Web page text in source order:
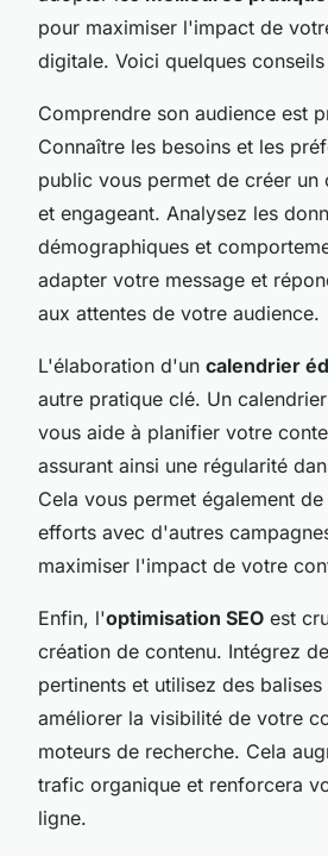
pour maximiser l'impact de
digitale. Voici quelques
Comprendre son audience est
Connaître les besoins et les
public vous permet de créer un
et engageant. Analysez les
démographiques et
adapter votre message et
aux attentes de votre audience.
L'élaboration d'un calendrier
autre pratique clé. Un
vous aide à planifier votre
assurant ainsi une régularité
Cela vous permet également
efforts avec d'autres
maximiser l'impact de votre
Enfin, l'optimisation SEO est
création de contenu. Intégrez
pertinents et utilisez des
améliorer la visibilité de votre
moteurs de recherche. Cela
trafic organique et renforcera
ligne.